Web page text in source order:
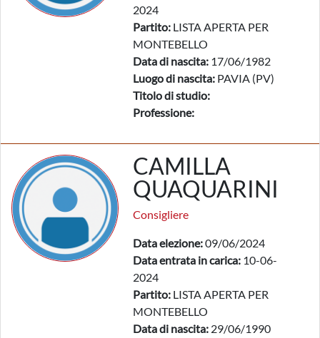
2024
Partito: LISTA APERTA PER
MONTEBELLO
Data di nascita: 17/06/1982
Luogo di nascita: PAVIA (PV)
Titolo di studio:
Professione:
CAMILLA
QUAQUARINI
Consigliere
Data elezione:09/06/2024
Data entrata in carica: 10-06-
2024
Partito: LISTA APERTA PER
MONTEBELLO
Data di nascita: 29/06/1990